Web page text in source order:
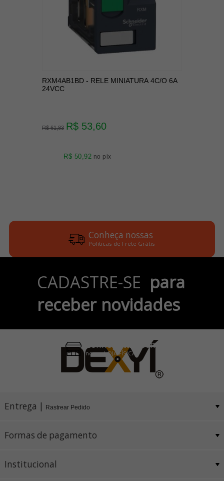
RXM4AB1BD - RELE MINIATURA 4C/O 6A
24VCC
R$ 61,83 R$ 53,60
R$ 50,92 no pix
Conheça nossas
Politicas de Frete Grátis
no Cartão de Crédito
Pix e Boleto
Conheça também
nossa LOJA FÍSICA
CADASTRE-SE para
receber novidades
Entrega | Rastrear Pedido
Formas de pagamento
Institucional